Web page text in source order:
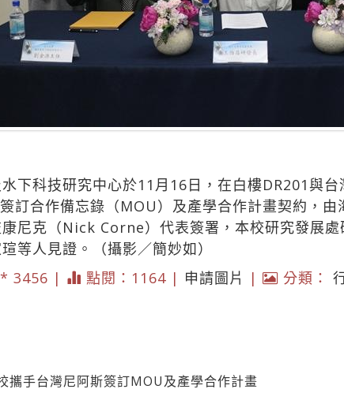
下科技研究中心於11月16日，在白樓DR201與
訂合作備忘錄（MOU）及產學合作計畫契約，由
尼克（Nick Corne）代表簽署，本校研究發展
等人見證。（攝影／簡妙如）
3456 |
點閱：1164 | 申請圖片 | 分類：
攜手台灣尼阿斯簽訂MOU及產學合作計畫